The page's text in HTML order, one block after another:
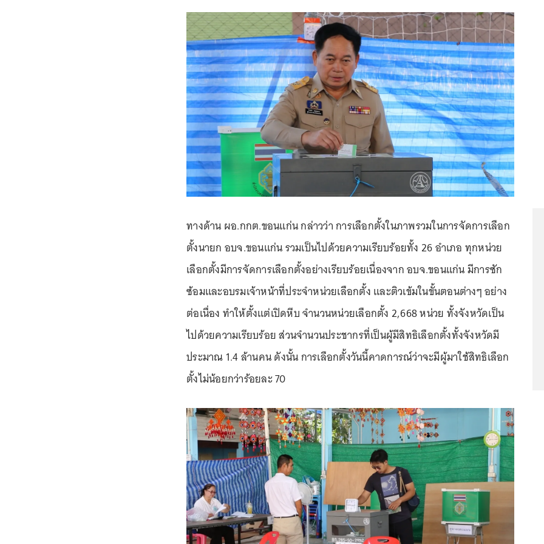
ทางด้าน ผอ.กกต.ขอนแก่น กล่าวว่า การเลือกตั้งในภาพรวมในการจัดการเลือก
ตั้งนายก อบจ.ขอนแก่น รวมเป็นไปด้วยความเรียบร้อยทั้ง 26 อำเภอ ทุกหน่วย
เลือกตั้งมีการจัดการเลือกตั้งอย่างเรียบร้อยเนื่องจาก อบจ.ขอนแก่น มีการซัก
ซ้อมและอบรมเจ้าหน้าที่ประจำหน่วยเลือกตั้ง และติวเข้มในขั้นตอนต่างๆ อย่าง
ต่อเนื่อง ทำให้ตั้งแต่เปิดหีบ จำนวนหน่วยเลือกตั้ง 2,668 หน่วย ทั้งจังหวัดเป็น
ไปด้วยความเรียบร้อย ส่วนจำนวนประชากรที่เป็นผู้มีสิทธิเลือกตั้งทั้งจังหวัดมี
ประมาณ 1.4 ล้านคน ดังนั้น การเลือกตั้งวันนี้คาดการณ์ว่าจะมีผู้มาใช้สิทธิเลือก
ตั้งไม่น้อยกว่าร้อยละ 70